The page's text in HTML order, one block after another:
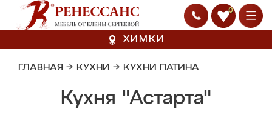
0
ХИМКИ
ГЛАВНАЯ → КУХНИ → КУХНИ ПАТИНА
Кухня "Астарта"